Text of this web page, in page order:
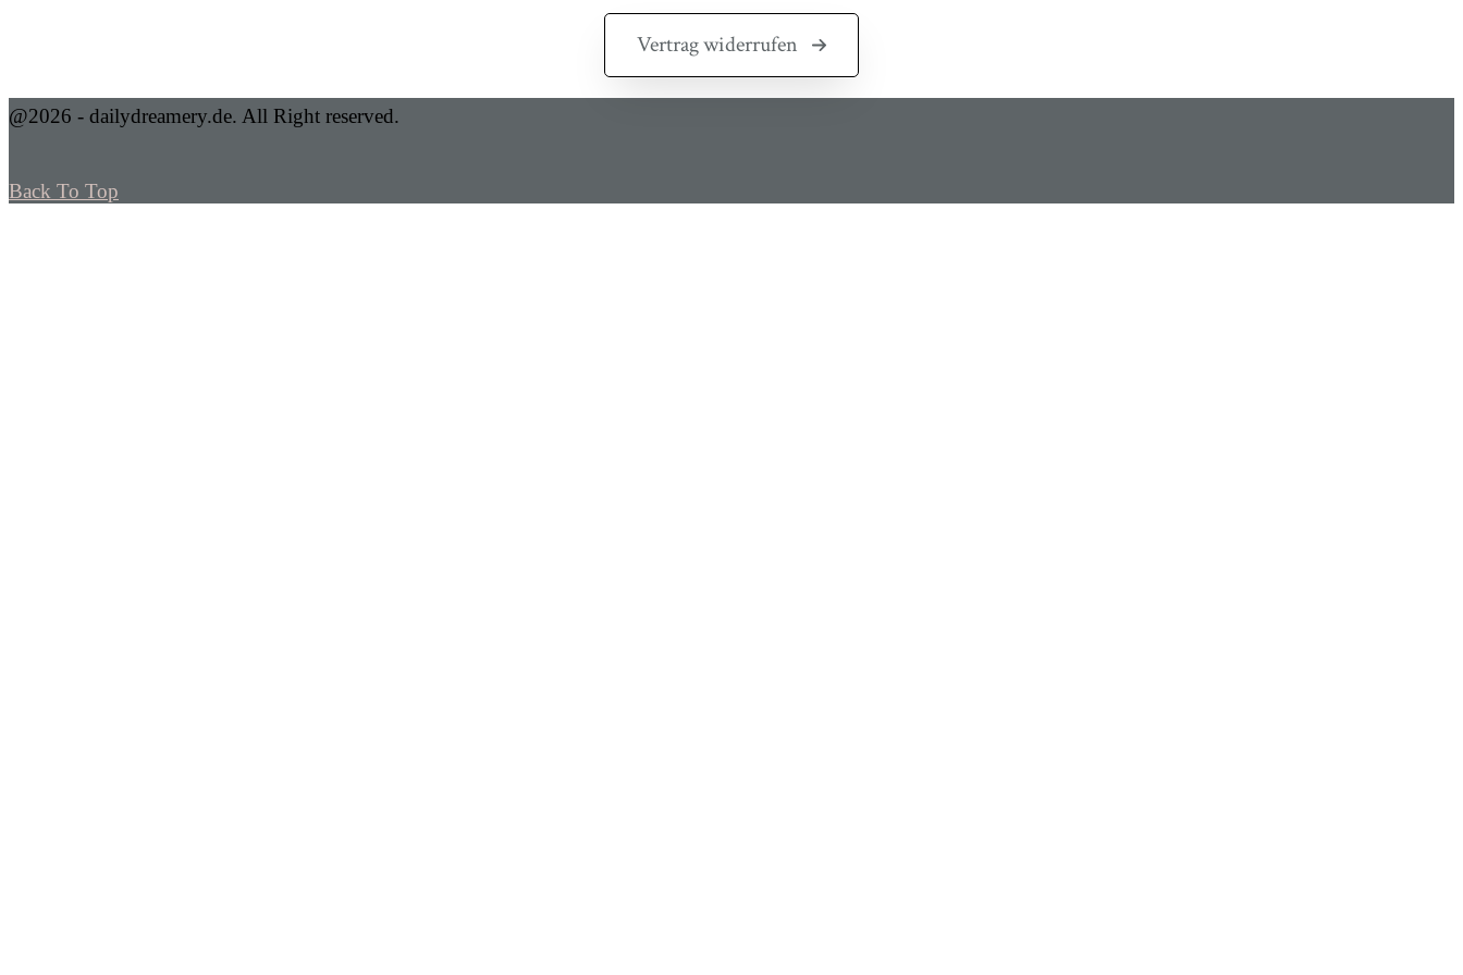
Vertrag widerrufen
@2026 - dailydreamery.de. All Right reserved.
Back To Top